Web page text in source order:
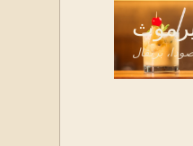
برتقال